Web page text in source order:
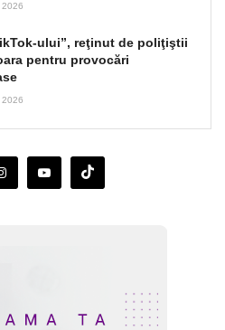
2026
ului”, reţinut de poliţiştii
pentru provocări
2026